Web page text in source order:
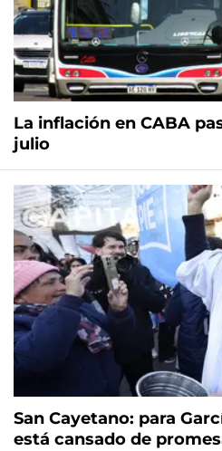
La inflación en CABA
julio
San Cayetano: para
está cansado de